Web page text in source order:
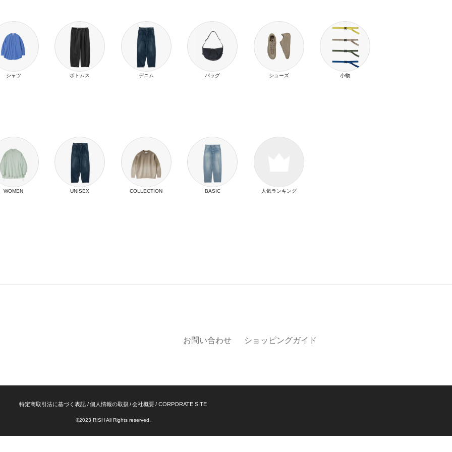
シャツ ボトムス デニム バッグ シューズ 小物
WOMEN UNISEX COLLECTION BASIC 人気ランキング
お問い合わせ ショッピングガイド
特定商取引法に基づく表記 個人情報の取扱 会社概要 CORPORATE SITE
©2023 RISH All Rights reserved.